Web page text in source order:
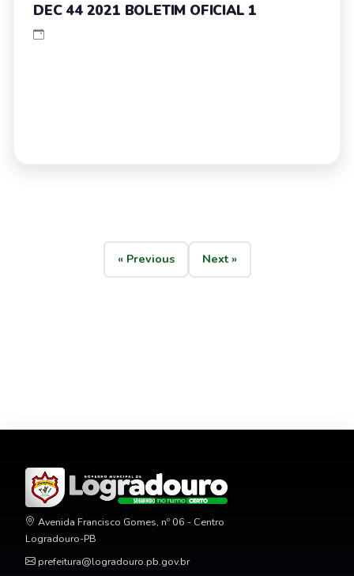
DEC 44 2021 BOLETIM OFICIAL 1
« Previous Next »
Avenida Francisco Gomes, nº 06 - Centro
Logradouro-PB
prefeitura@logradouro.pb.gov.br